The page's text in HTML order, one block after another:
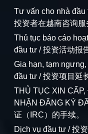
Tư vấn cho nhà
投资者在越南咨询服
Thủ tục báo cáo
đầu tư / 投资活动报
Gia hạn, tạm
đầu tư / 投资项目延
THỦ TỤC XIN
NHẬN ĐĂNG KÝ
证（IRC）的手续。
Dịch vụ đầu tư / 投